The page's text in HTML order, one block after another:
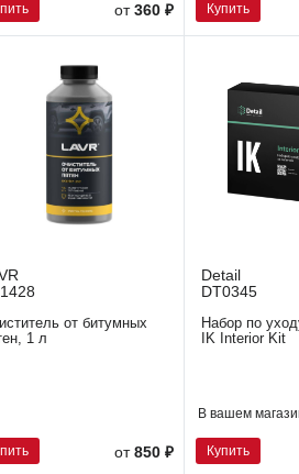
от 360 ₽ Купить
от битумных
1 л
от 850 ₽
Detail
DT0345
Набор по
IK Interior Kit
В вашем
Купить